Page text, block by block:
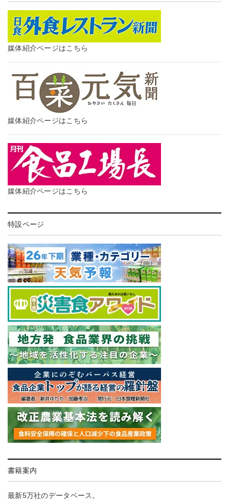
媒体紹介ページはこちら
媒体紹介ページはこちら
媒体紹介ページはこちら
特設ページ
書籍案内
最新5万社のデータベース。